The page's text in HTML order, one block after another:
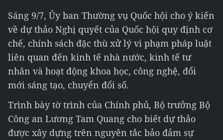
Sáng 9/7, Ủy ban Thường vụ Quốc hội cho ý kiến
về dự thảo Nghị quyết của Quốc hội quy định cơ
chế, chính sách đặc thù xử lý vi phạm pháp luật
liên quan đến kinh tế nhà nước, kinh tế tư
nhân và hoạt động khoa học, công nghệ, đổi
mới sáng tạo, chuyển đổi số.
Trình bày tờ trình của Chính phủ, Bộ trưởng Bộ
Công an Lương Tam Quang cho biết dự thảo
được xây dựng trên nguyên tắc bảo đảm sự